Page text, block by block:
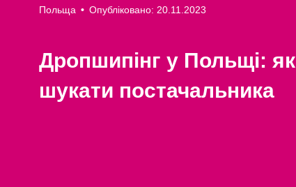
Польща • Опубліковано: 20.11.2023
Дропшипінг у Польщі:
шукати постачальника